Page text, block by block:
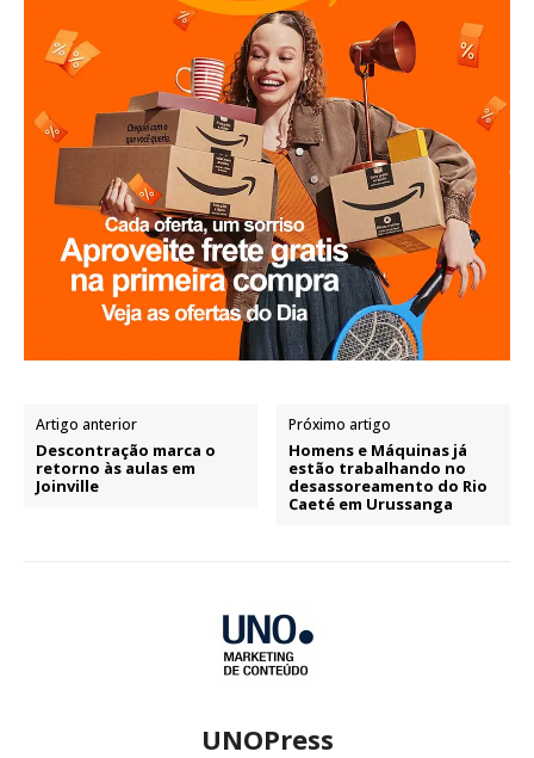
Artigo anterior
Descontração marca o
retorno às aulas em
Joinville
Próximo artigo
Homens e Máquinas já
estão trabalhando no
desassoreamento do Rio
Caeté em Urussanga
UNOPress